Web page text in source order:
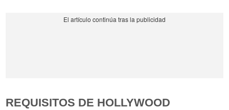
REQUISITOS DE HOLLYWOOD